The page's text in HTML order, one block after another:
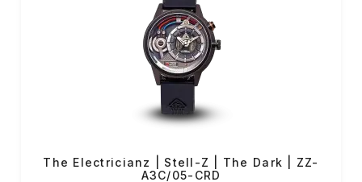
The Electricianz | Stell-Z | The Dark | ZZ-
A3C/05-CRD